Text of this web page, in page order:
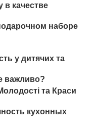
в качестве
наборе
у дитячих та
важливо?
та Краси
кухонных